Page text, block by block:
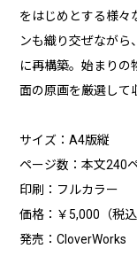
をはじめとする様々
ンも織り交ぜながら
に再構築。始まりの
面の原画を厳選して
サイズ：A4版縦
ページ数：本文240
印刷：フルカラー
価格：￥5,000（税込
発売：CloverWorks